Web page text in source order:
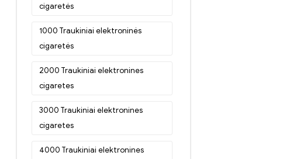
cigaretės
1000 Traukiniai elektroninės
cigaretės
2000 Traukiniai elektronines
cigaretes
3000 Traukiniai elektronines
cigaretes
4000 Traukiniai elektronines